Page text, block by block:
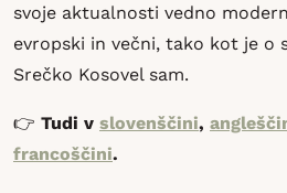
svoje aktualnosti vedno
evropski in večni, tako kot je o
Srečko Kosovel sam.
👉 Tudi v slovenščini,
francoščini.